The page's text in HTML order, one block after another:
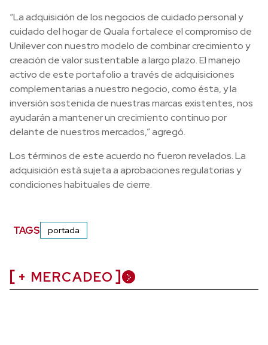
“La adquisición de los negocios de cuidado personal y
cuidado del hogar de Quala fortalece el compromiso de
Unilever con nuestro modelo de combinar crecimiento y
creación de valor sustentable a largo plazo. El manejo
activo de este portafolio a través de adquisiciones
complementarias a nuestro negocio, como ésta, y la
inversión sostenida de nuestras marcas existentes, nos
ayudarán a mantener un crecimiento continuo por
delante de nuestros mercados,” agregó.
Los términos de este acuerdo no fueron revelados. La
adquisición está sujeta a aprobaciones regulatorias y
condiciones habituales de cierre.
TAGS portada
+ MERCADEO